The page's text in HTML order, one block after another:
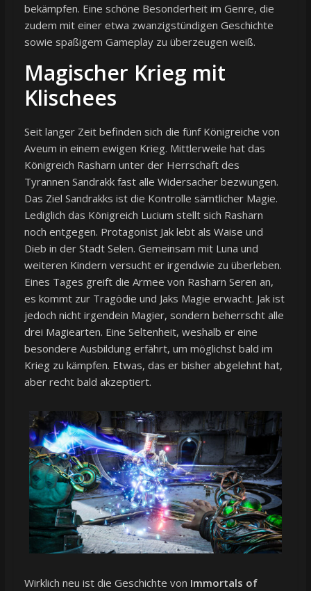
bekämpfen. Eine schöne Besonderheit im Genre, die
zudem mit einer etwa zwanzigstündigen Geschichte
sowie spaßigem Gameplay zu überzeugen weiß.
Magischer Krieg mit
Klischees
Seit langer Zeit befinden sich die fünf Königreiche von
Aveum in einem ewigen Krieg. Mittlerweile hat das
Königreich Rasharn unter der Herrschaft des
Tyrannen Sandrakk fast alle Widersacher bezwungen.
Das Ziel Sandrakks ist die Kontrolle sämtlicher Magie.
Lediglich das Königreich Lucium stellt sich Rasharn
noch entgegen. Protagonist Jak lebt als Waise und
Dieb in der Stadt Selen. Gemeinsam mit Luna und
weiteren Kindern versucht er irgendwie zu überleben.
Eines Tages greift die Armee von Rasharn Seren an,
es kommt zur Tragödie und Jaks Magie erwacht. Jak ist
jedoch nicht irgendein Magier, sondern beherrscht alle
drei Magiearten. Eine Seltenheit, weshalb er eine
besondere Ausbildung erfährt, um möglichst bald im
Krieg zu kämpfen. Etwas, das er bisher abgelehnt hat,
aber recht bald akzeptiert.
Wirklich neu ist die Geschichte von Immortals of